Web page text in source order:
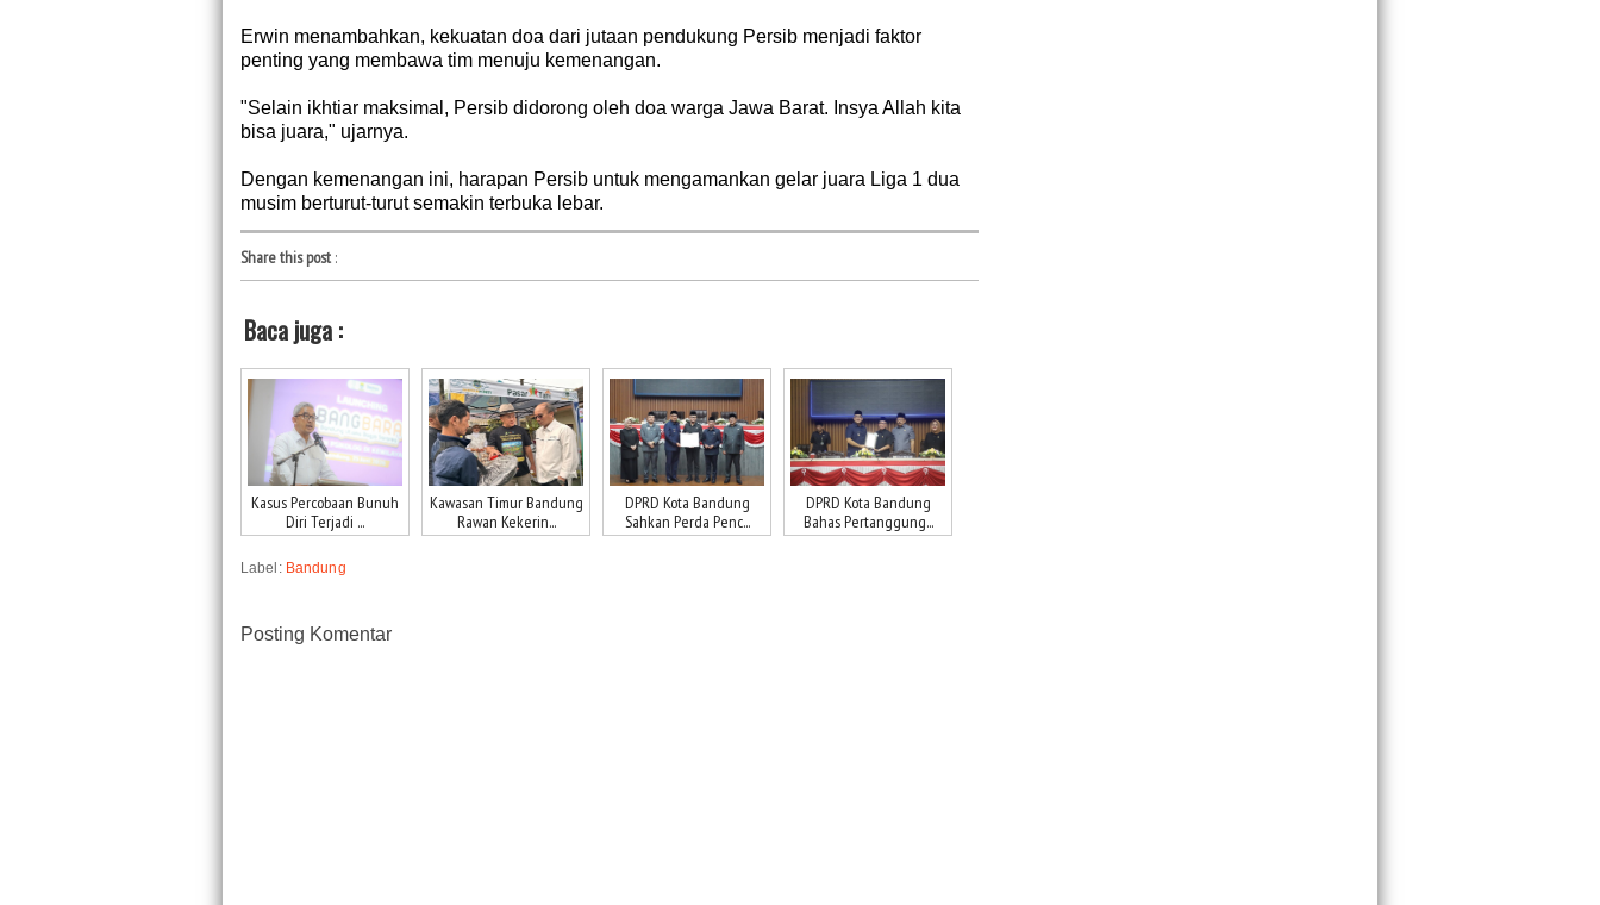
Erwin menambahkan, kekuatan doa dari jutaan pendukung Persib menjadi faktor
penting yang membawa tim menuju kemenangan.
"Selain ikhtiar maksimal, Persib didorong oleh doa warga Jawa Barat. Insya Allah kita
bisa juara," ujarnya.
Dengan kemenangan ini, harapan Persib untuk mengamankan gelar juara Liga 1 dua
musim berturut-turut semakin terbuka lebar.
Share this post:
Baca juga :
Kasus Percobaan Bunuh
Diri Terjadi ...
Kawasan Timur Bandung
Rawan Kekerin...
DPRD Kota Bandung
Sahkan Perda Penc...
DPRD Kota Bandung
Bahas Pertanggung...
Label: Bandung
Posting Komentar